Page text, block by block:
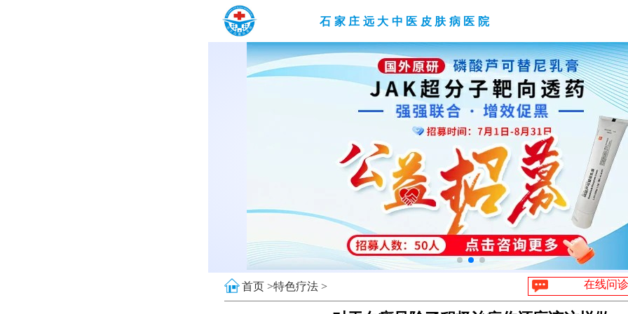
石家庄远大中医皮肤病医院
首页 >特色疗法 > 在线问